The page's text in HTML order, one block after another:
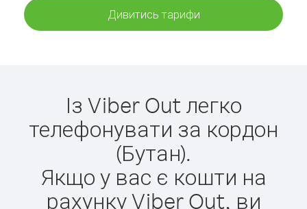
Дивитись тарифи
Із Viber Out легко
телефонувати за кордон
(Бутан).
Якщо у вас є кошти на
рахунку Viber Out, ви